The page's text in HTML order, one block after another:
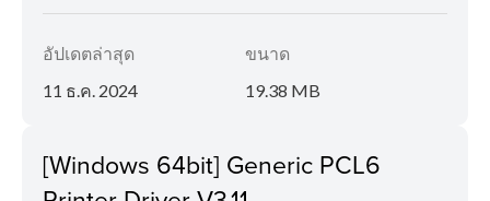
อัปเดตล่าสุด
11 ธ.ค. 2024
ขนาด
19.38 MB
[Windows 64bit] Generic PCL6